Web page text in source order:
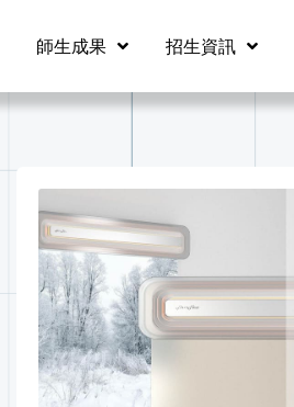
師生成果 招生資訊